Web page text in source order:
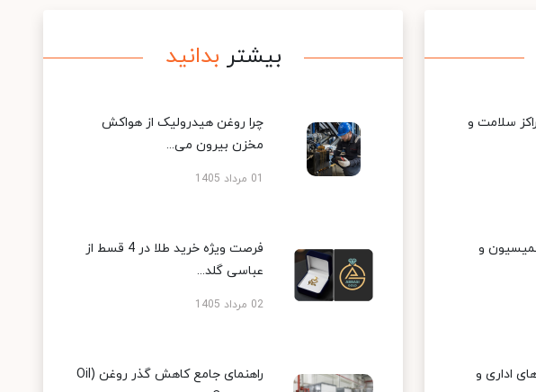
سلامت و
و
اداری و
بیشتر بدانید
چرا روغن هیدرولیک از هواکش
مخزن بیرون می...
01 مرداد 1405
فرصت ویژه خرید طلا در 4 قسط از
عباسی گلد...
02 مرداد 1405
راهنمای جامع کاهش گذر روغن (Oil